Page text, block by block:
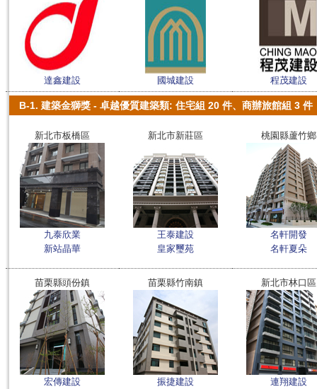
達鑫建設 國城建設 程茂建設
B-1. 建築金獅獎 - 卓越優質建築類: 住宅組 20 件、商辦旅館組 3 件
新北市板橋區
九泰欣業
新站晶華
新北市新莊區
王泰建設
皇家璽苑
桃園縣蘆竹鄉
名軒開發
名軒夏朵
苗栗縣頭份鎮
宏傳建設
苗栗縣竹南鎮
振捷建設
新北市林口區
連翔建設